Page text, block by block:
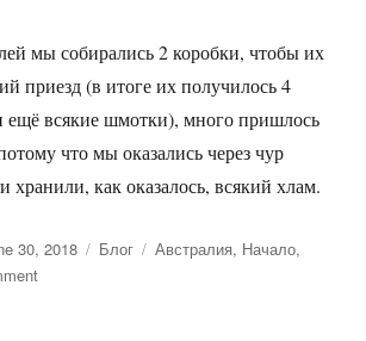
мы собирались 2 коробки, чтобы их
приезд (в итоге их получилось 4
ещё всякие шмотки), много пришлось
что мы оказались через чур
как оказалось, всякий хлам.
30, 2018 Categories
Блог Tags
Австралия, Начало,
on